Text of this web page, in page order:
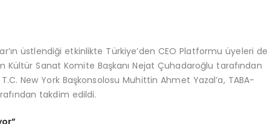
üstlendiği etkinlikte Türkiye’den CEO Platformu üyeleri de
Kültür Sanat Komite Başkanı Nejat Çuhadaroğlu tarafından
New York Başkonsolosu Muhittin Ahmet Yazal’a, TABA-
takdim edildi.